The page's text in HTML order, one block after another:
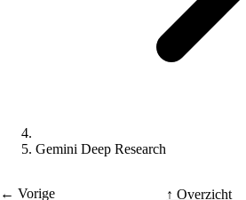
Gemini Deep Research
← Vorige
↑ Overzicht